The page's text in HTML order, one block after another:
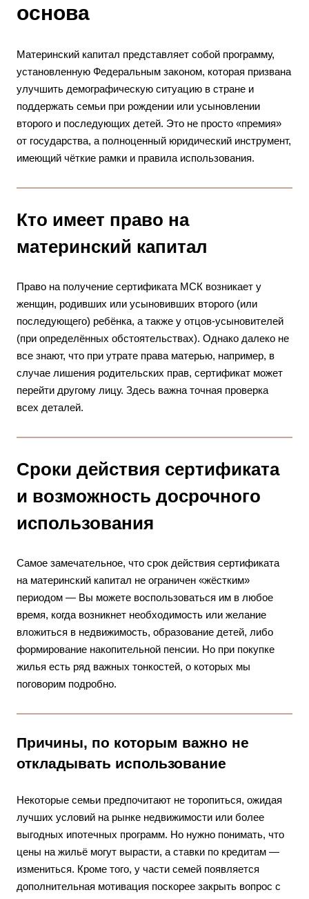
основа
Материнский капитал представляет собой программу,
установленную Федеральным законом, которая призвана
улучшить демографическую ситуацию в стране и
поддержать семьи при рождении или усыновлении
второго и последующих детей. Это не просто «премия»
от государства, а полноценный юридический инструмент,
имеющий чёткие рамки и правила использования.
Кто имеет право на
материнский капитал
Право на получение сертификата МСК возникает у
женщин, родивших или усыновивших второго (или
последующего) ребёнка, а также у отцов-усыновителей
(при определённых обстоятельствах). Однако далеко не
все знают, что при утрате права матерью, например, в
случае лишения родительских прав, сертификат может
перейти другому лицу. Здесь важна точная проверка
всех деталей.
Сроки действия сертификата
и возможность досрочного
использования
Самое замечательное, что срок действия сертификата
на материнский капитал не ограничен «жёстким»
периодом — Вы можете воспользоваться им в любое
время, когда возникнет необходимость или желание
вложиться в недвижимость, образование детей, либо
формирование накопительной пенсии. Но при покупке
жилья есть ряд важных тонкостей, о которых мы
поговорим подробно.
Причины, по которым важно не
откладывать использование
Некоторые семьи предпочитают не торопиться, ожидая
лучших условий на рынке недвижимости или более
выгодных ипотечных программ. Но нужно понимать, что
цены на жильё могут вырасти, а ставки по кредитам —
измениться. Кроме того, у части семей появляется
дополнительная мотивация поскорее закрыть вопрос с